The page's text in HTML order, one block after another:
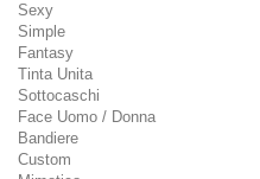
Sexy
Simple
Fantasy
Tinta Unita
Sottocaschi
Face Uomo / Donna
Bandiere
Custom